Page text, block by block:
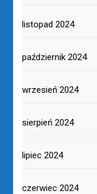
listopad 2024
październik 2024
wrzesień 2024
sierpień 2024
lipiec 2024
czerwiec 2024